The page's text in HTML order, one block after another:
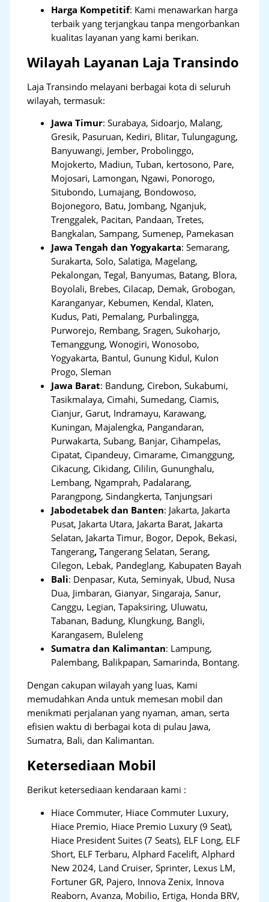
Harga Kompetitif: Kami menawarkan harga
terbaik yang terjangkau tanpa mengorbankan
kualitas layanan yang kami berikan.
Wilayah Layanan Laja Transindo
Laja Transindo melayani berbagai kota di seluruh
wilayah, termasuk:
Jawa Timur:Surabaya, Sidoarjo, Malang,
Gresik, Pasuruan, Kediri, Blitar, Tulungagung,
Banyuwangi, Jember, Probolinggo,
Mojokerto, Madiun, Tuban, kertosono, Pare,
Mojosari, Lamongan, Ngawi, Ponorogo,
Situbondo, Lumajang, Bondowoso,
Bojonegoro, Batu, Jombang, Nganjuk,
Trenggalek, Pacitan, Pandaan, Tretes,
Bangkalan, Sampang, Sumenep, Pamekasan
Jawa Tengah dan Yogyakarta:Semarang,
Surakarta, Solo, Salatiga, Magelang,
Pekalongan, Tegal, Banyumas, Batang, Blora,
Boyolali, Brebes, Cilacap, Demak, Grobogan,
Karanganyar, Kebumen, Kendal, Klaten,
Kudus, Pati, Pemalang, Purbalingga,
Purworejo, Rembang, Sragen, Sukoharjo,
Temanggung, Wonogiri, Wonosobo,
Yogyakarta, Bantul, Gunung Kidul, Kulon
Progo, Sleman
Jawa Barat: Bandung, Cirebon, Sukabumi,
Tasikmalaya, Cimahi, Sumedang, Ciamis,
Cianjur, Garut, Indramayu, Karawang,
Kuningan, Majalengka, Pangandaran,
Purwakarta, Subang, Banjar, Cihampelas,
Cipatat, Cipandeuy, Cimarame, Cimanggung,
Cikacung, Cikidang, Cililin, Gununghalu,
Lembang, Ngamprah, Padalarang,
Parangpong, Sindangkerta, Tanjungsari
Jabodetabek dan Banten: Jakarta, Jakarta
Pusat, Jakarta Utara, Jakarta Barat, Jakarta
Selatan, Jakarta Timur, Bogor, Depok, Bekasi,
Tangerang,Tangerang Selatan, Serang,
Cilegon, Lebak, Pandeglang, Kabupaten Bayah
Bali: Denpasar, Kuta, Seminyak, Ubud, Nusa
Dua, Jimbaran, Gianyar, Singaraja, Sanur,
Canggu, Legian, Tapaksiring, Uluwatu,
Tabanan, Badung, Klungkung, Bangli,
Karangasem, Buleleng
Sumatra dan Kalimantan: Lampung,
Palembang, Balikpapan, Samarinda, Bontang.
Dengan cakupan wilayah yang luas, Kami
memudahkan Anda untuk memesan mobil dan
menikmati perjalanan yang nyaman, aman, serta
efisien waktu di berbagai kota di pulau Jawa,
Sumatra, Bali, dan Kalimantan.
Ketersediaan Mobil
Berikut ketersediaan kendaraan kami :
Hiace Commuter, Hiace Commuter Luxury,
Hiace Premio, Hiace Premio Luxury (9 Seat),
Hiace President Suites (7 Seats), ELF Long, ELF
Short, ELF Terbaru, Alphard Facelift, Alphard
New 2024, Land Cruiser, Sprinter, Lexus LM,
Fortuner GR, Pajero, Innova Zenix, Innova
Reaborn, Avanza, Mobilio, Ertiga, Honda BRV,